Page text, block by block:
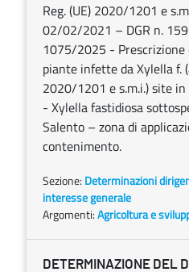
Reg. (UE) 2020/1201 e
02/02/2021 – DGR n.
1075/2025 - Prescrizione
piante infette da Xylella f.
2020/1201 e s.m.i.) site
- Xylella fastidiosa
Salento – zona di
contenimento.
Sezione: Determinazioni
interesse generale
Argomenti:Agricoltura e
DETERMINAZIONE DEL